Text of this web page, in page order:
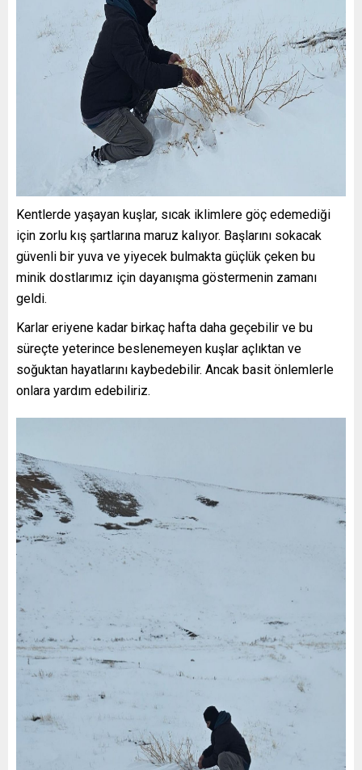
Kentlerde yaşayan kuşlar, sıcak iklimlere göç edemediği
için zorlu kış şartlarına maruz kalıyor. Başlarını sokacak
güvenli bir yuva ve yiyecek bulmakta güçlük çeken bu
minik dostlarımız için dayanışma göstermenin zamanı
geldi.
Karlar eriyene kadar birkaç hafta daha geçebilir ve bu
süreçte yeterince beslenemeyen kuşlar açlıktan ve
soğuktan hayatlarını kaybedebilir. Ancak basit önlemlerle
onlara yardım edebiliriz.